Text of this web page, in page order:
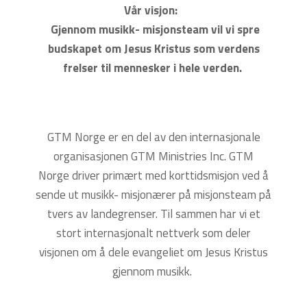
STØTT MISJONSTUR TIL NEDERLAND
Vår visjon:
Gjennom musikk- misjonsteam vil vi spre
budskapet om Jesus Kristus som verdens
frelser til mennesker i hele verden.
GTM Norge er en del av den internasjonale
organisasjonen GTM Ministries Inc. GTM
Norge driver primært med korttidsmisjon ved å
sende ut musikk- misjonærer på misjonsteam på
tvers av landegrenser. Til sammen har vi et
stort internasjonalt nettverk som deler
visjonen om å dele evangeliet om Jesus Kristus
gjennom musikk.